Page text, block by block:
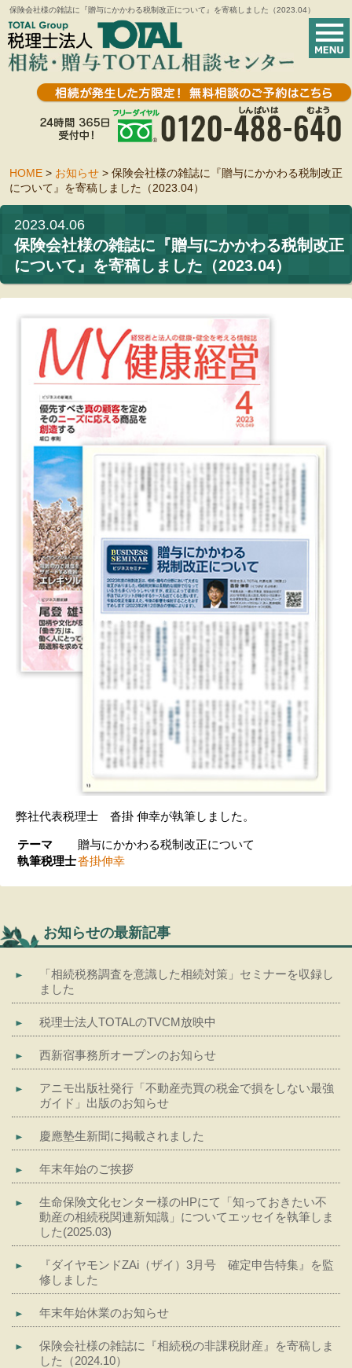
保険会社様の雑誌に『贈与にかかわる税制改正について』を寄稿しました（2023.04）
HOME > お知らせ > 保険会社様の雑誌に『贈与にかかわる税制改正
について』を寄稿しました（2023.04）
2023.04.06
保険会社様の雑誌に『贈与にかかわる税制改正
について』を寄稿しました（2023.04）
弊社代表税理士 沓掛 伸幸が執筆しました。
テーマ
贈与にかかわる税制改正について
執筆税理士沓掛伸幸
お知らせの最新記事
「相続税務調査を意識した相続対策」セミナーを収録し
ました
税理士法人TOTALのTVCM放映中
西新宿事務所オープンのお知らせ
アニモ出版社発行「不動産売買の税金で損をしない最強
ガイド」出版のお知らせ
慶應塾生新聞に掲載されました
年末年始のご挨拶
生命保険文化センター様のHPにて「知っておきたい不
動産の相続税関連新知識」についてエッセイを執筆しま
した(2025.03)
『ダイヤモンドZAi（ザイ）3月号 確定申告特集』を監
修しました
年末年始休業のお知らせ
保険会社様の雑誌に『相続税の非課税財産』を寄稿しま
した（2024.10）